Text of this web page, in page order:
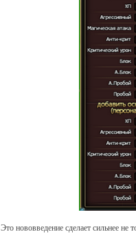
Это нововведение сделает сильнее не